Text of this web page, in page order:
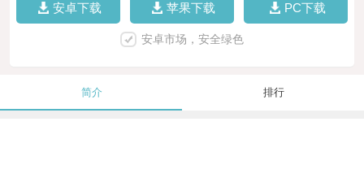
安卓下载 苹果下载 PC下载
安卓市场，安全绿色
简介 排行